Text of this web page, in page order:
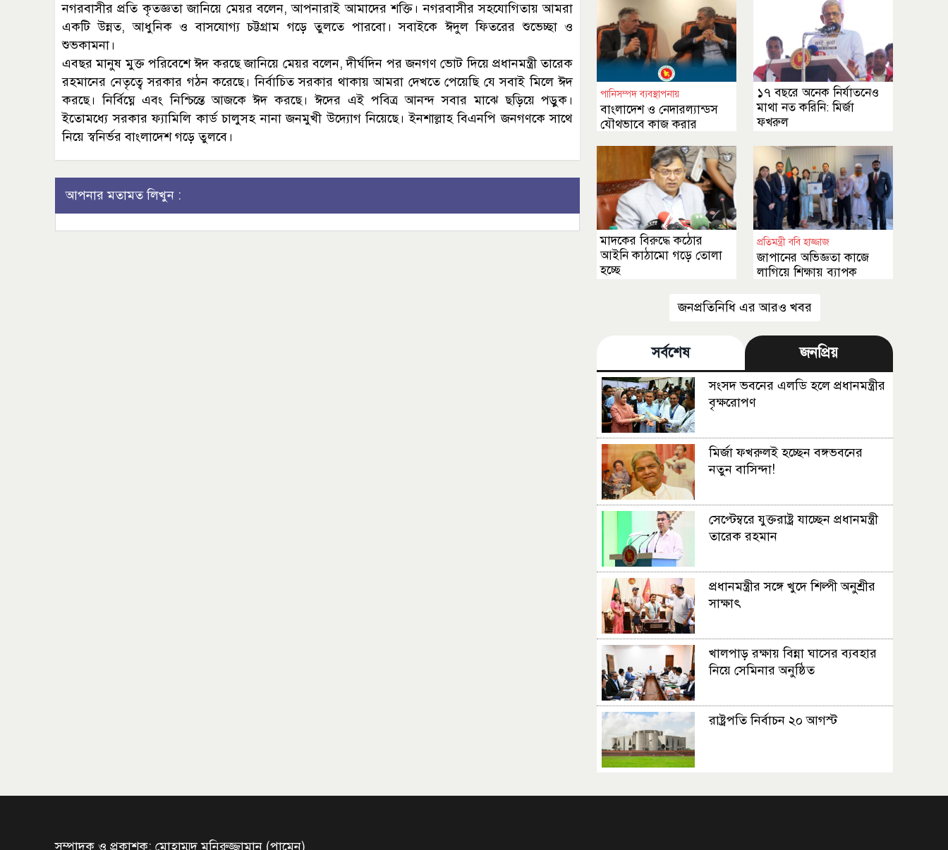
নগরবাসীর প্রতি কৃতজ্ঞতা জানিয়ে মেয়র বলেন, আপনারাই আমাদের শক্তি। নগরবাসীর সহযোগিতায় আমরা
একটি উন্নত, আধুনিক ও বাসযোগ্য চট্টগ্রাম গড়ে তুলতে পারবো। সবাইকে ঈদুল ফিতরের শুভেচ্ছা ও
শুভকামনা।
এবছর মানুষ মুক্ত পরিবেশে ঈদ করছে জানিয়ে মেয়র বলেন, দীর্ঘদিন পর জনগণ ভোট দিয়ে প্রধানমন্ত্রী তারেক
রহমানের নেতৃত্বে সরকার গঠন করেছে। নির্বাচিত সরকার থাকায় আমরা দেখতে পেয়েছি যে সবাই মিলে ঈদ
করছে। নির্বিঘ্নে এবং নিশ্চিন্তে আজকে ঈদ করছে। ঈদের এই পবিত্র আনন্দ সবার মাঝে ছড়িয়ে পড়ুক।
ইতোমধ্যে সরকার ফ্যামিলি কার্ড চালুসহ নানা জনমুখী উদ্যোগ নিয়েছে। ইনশাল্লাহ বিএনপি জনগণকে সাথে
নিয়ে স্বনির্ভর বাংলাদেশ গড়ে তুলবে।
আপনার মতামত লিখুন :
পানিসম্পদ ব্যবস্থাপনায়
বাংলাদেশ ও নেদারল্যান্ডস
যৌথভাবে কাজ করার
১৭ বছরে অনেক নির্যাতনেও
মাথা নত করিনি: মির্জা
ফখরুল
মাদকের বিরুদ্ধে কঠোর
আইনি কাঠামো গড়ে তোলা
হচ্ছে
প্রতিমন্ত্রী ববি হাজ্জাজ
জাপানের অভিজ্ঞতা কাজে
লাগিয়ে শিক্ষায় ব্যাপক
জনপ্রতিনিধি এর আরও খবর
সর্বশেষ জনপ্রিয়
সংসদ ভবনের এলডি হলে প্রধানমন্ত্রীর
বৃক্ষরোপণ
মির্জা ফখরুলই হচ্ছেন বঙ্গভবনের
নতুন বাসিন্দা!
সেপ্টেম্বরে যুক্তরাষ্ট্র যাচ্ছেন প্রধানমন্ত্রী
তারেক রহমান
প্রধানমন্ত্রীর সঙ্গে খুদে শিল্পী অনুশ্রীর
সাক্ষাৎ
খালপাড় রক্ষায় বিন্না ঘাসের ব্যবহার
নিয়ে সেমিনার অনুষ্ঠিত
রাষ্ট্রপতি নির্বাচন ২০ আগস্ট
সম্পাদক ও প্রকাশক: মোহাম্মদ মনিরুজ্জামান (পামেন)